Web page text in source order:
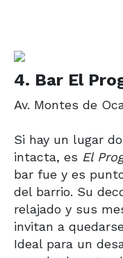
4. Bar El
Av. Montes de
Si hay un lugar
intacta, es El
bar fue y es
del barrio. Su
relajado y sus
invitan a
Ideal para un